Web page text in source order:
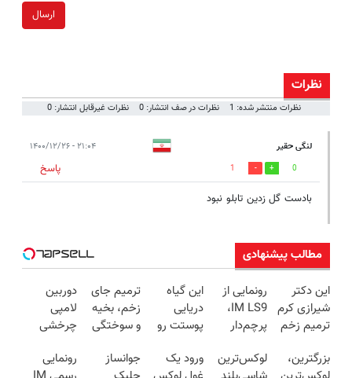
ارسال
نظرات
نظرات منتشر شده: 1 نظرات در صف انتشار: 0 نظرات غیرقابل انتشار: 0
لنگی حقیر ۲۱:۰۴ - ۱۴۰۰/۱۲/۲۶
0
1
پاسخ
بادست گل زدین تابلو نبود
مطالب پیشنهادی
این دکتر
شیرازی کرم
ترمیم زخم
ساخت!!!
رونمایی از
IM LS9،
پرچم‌دار
EREV وارد
این گیاه
دریایی
پوستت رو
میکنه
ترمیم جای
زخم، بخیه
و سوختگی
هفته!!😍
دوربین
لامپی
چرخشی
فقط امروز
بزرگترین،
لوکس‌ترین
ورود یک
جوانساز
رونمایی